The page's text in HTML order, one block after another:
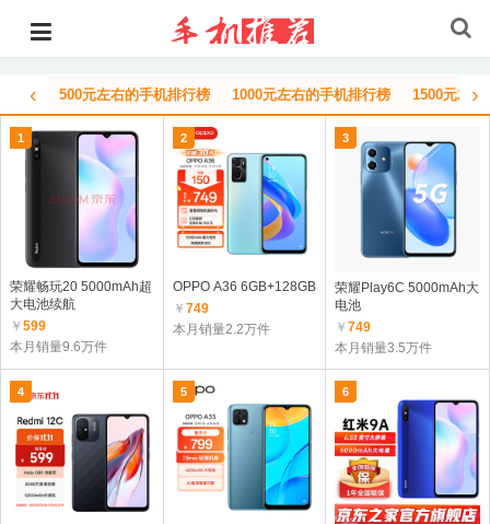
‹ 500元左右的手机排行榜 1000元左右的手机排行榜 1500元左›
1
荣耀畅玩20 5000mAh超
大电池续航
￥ 599
本月销量9.6万件
2
OPPO A36 6GB+128GB
￥ 749
本月销量2.2万件
3
荣耀Play6C 5000mAh大
电池
￥749
本月销量3.5万件
4 5 6